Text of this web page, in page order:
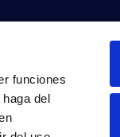
funciones
del